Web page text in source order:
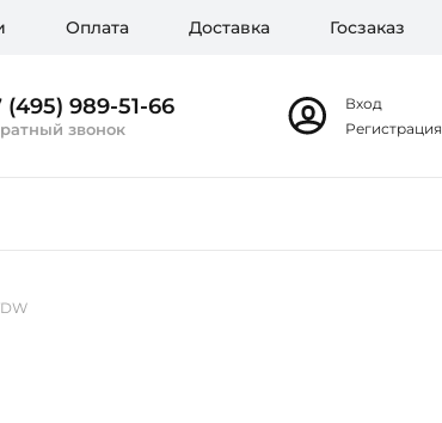
Оплата Доставка Госзаказ
(495) 989-51-66
звонок
Вход
Регистрация